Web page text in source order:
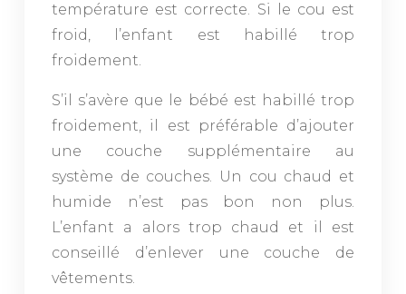
température est correcte. Si le cou est
froid, l’enfant est habillé trop
froidement.
S’il s’avère que le bébé est habillé trop
froidement, il est préférable d’ajouter
une couche supplémentaire au
système de couches. Un cou chaud et
humide n’est pas bon non plus.
L’enfant a alors trop chaud et il est
conseillé d’enlever une couche de
vêtements.